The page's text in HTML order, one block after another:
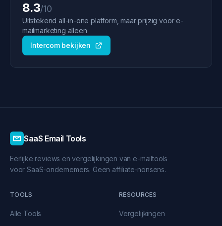
8.3/10
Uitstekend all-in-one platform, maar prijzig voor e-
mailmarketing alleen
Intercom bekijken
SaaS Email Tools
Eerlijke reviews en vergelijkingen van e-mailtools
voor SaaS-ondernemers. Geen affiliate-nonsens.
TOOLS
Alle Tools
RESOURCES
Vergelijkingen